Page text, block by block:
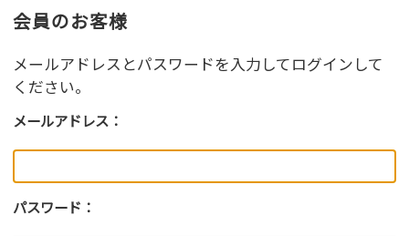
会員のお客様
メールアドレスとパスワードを入力してログインして
ください。
メールアドレス：
パスワード：